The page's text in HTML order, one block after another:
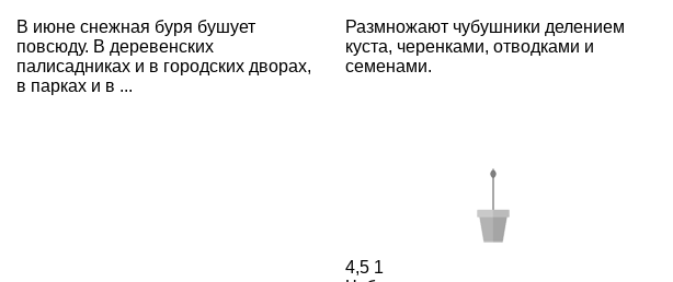
В июне снежная буря бушует
повсюду. В деревенских
палисадниках и в городских дворах,
в парках и в ...
Размножают чубушники делением
куста, черенками, отводками и
семенами.
4,5 1